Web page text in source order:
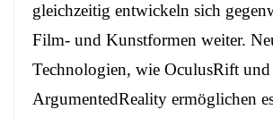
gleichzeitig entwickeln sich
Film- und Kunstformen weiter.
Technologien, wie OculusRift und
ArgumentedReality ermöglichen